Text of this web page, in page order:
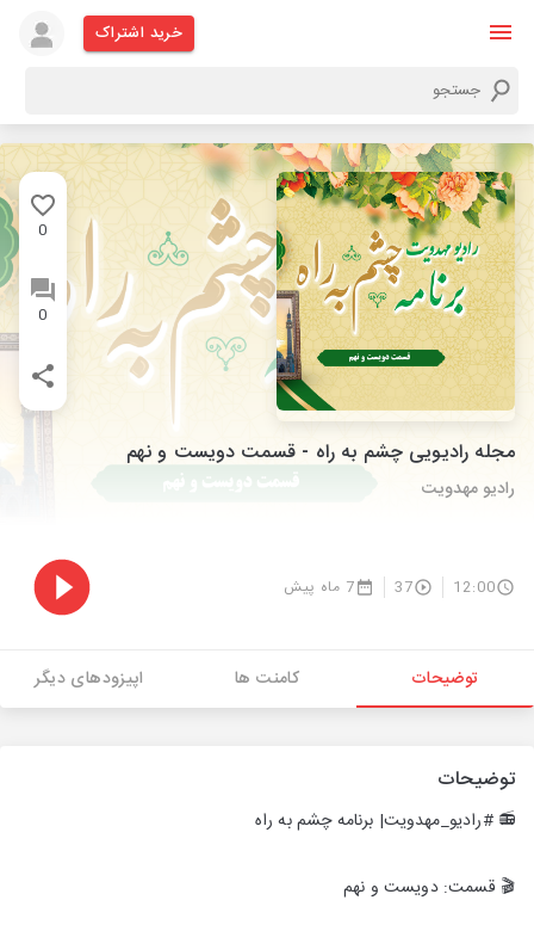
خرید اشتراک
0
0
مجله رادیویی چشم به راه - قسمت دویست و نهم
رادیو مهدویت
12:00
37 7 ماه پیش
توضیحات کامنت ها اپیزودهای دیگر
توضیحات
📻 #رادیو_مهدویت| برنامه چشم به راه
🎬 قسمت: دویست و نهم